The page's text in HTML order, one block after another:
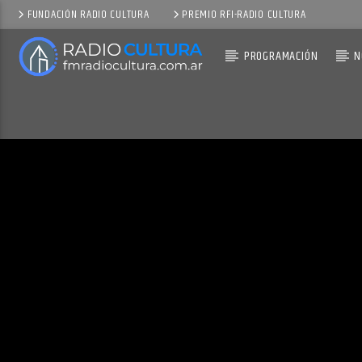
FUNDACIÓN RADIO CULTURA PREMIO RFI-RADIO CULTURA
PROGRAMACIÓN